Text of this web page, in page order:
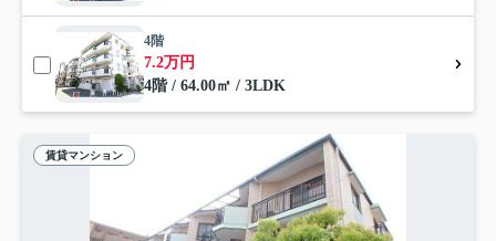
4階
7.2万円
4階 / 64.00㎡ / 3LDK
賃貸マンション